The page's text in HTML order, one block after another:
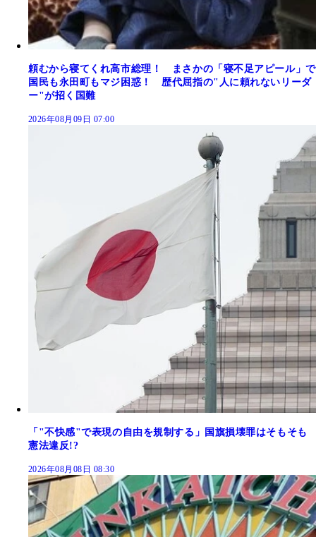
頼むから寝てくれ高市総理！ まさかの「寝不足アピール」で
国民も永田町もマジ困惑！ 歴代屈指の"人に頼れないリーダ
ー"が招く国難
2026年08月09日 07:00
「"不快感"で表現の自由を規制する」国旗損壊罪はそもそも
憲法違反!?
2026年08月08日 08:30